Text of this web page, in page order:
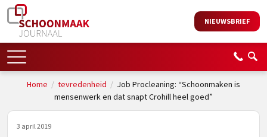
NIEUWSBRIEF
Home / tevredenheid / Job Procleaning: “Schoonmaken is
mensenwerk en dat snapt Crohill heel goed”
3 april 2019